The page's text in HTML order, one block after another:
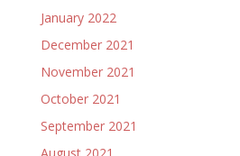
January 2022
December 2021
November 2021
October 2021
September 2021